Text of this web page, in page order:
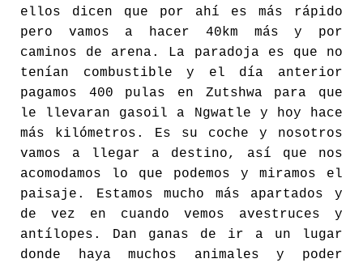
ellos dicen que por ahí es más rápido
pero vamos a hacer 40km más y por
caminos de arena. La paradoja es que no
tenían combustible y el día anterior
pagamos 400 pulas en Zutshwa para que
le llevaran gasoil a Ngwatle y hoy hace
más kilómetros. Es su coche y nosotros
vamos a llegar a destino, así que nos
acomodamos lo que podemos y miramos el
paisaje. Estamos mucho más apartados y
de vez en cuando vemos avestruces y
antílopes. Dan ganas de ir a un lugar
donde haya muchos animales y poder